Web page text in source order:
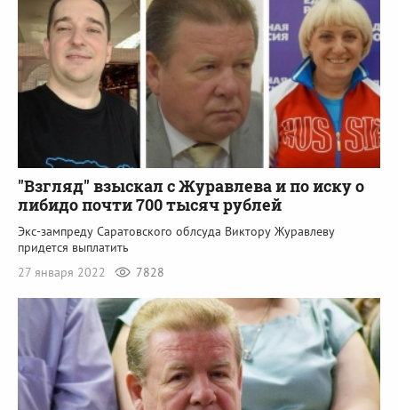
"Взгляд" взыскал с Журавлева и по иску о
либидо почти 700 тысяч рублей
Экс-зампреду Саратовского облсуда Виктору Журавлеву
придется выплатить
27 января 2022
7828